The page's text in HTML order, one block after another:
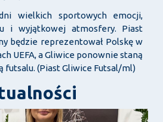
wielkich sportowych emocji,
i wyjątkowej atmosfery. Piast
będzie reprezentował Polskę w
UEFA, a Gliwice ponownie staną
futsalu. (Piast Gliwice Futsal/ml)